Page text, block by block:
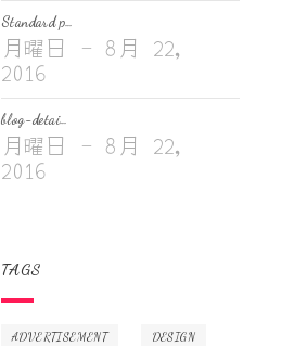
Standard p…
月曜日 - 8月 22,
2016
blog-detai…
月曜日 - 8月 22,
2016
TAGS
ADVERTISEMENT DESIGN